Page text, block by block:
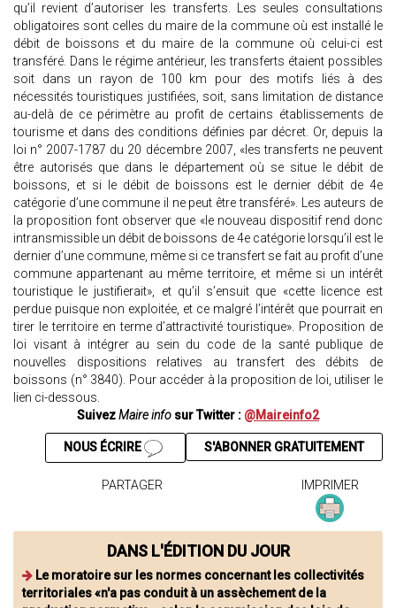
qu’il revient d’autoriser les transferts. Les seules consultations
obligatoires sont celles du maire de la commune où est installé le
débit de boissons et du maire de la commune où celui-ci est
transféré. Dans le régime antérieur, les transferts étaient possibles
soit dans un rayon de 100 km pour des motifs liés à des
nécessités touristiques justifiées, soit, sans limitation de distance
au-delà de ce périmètre au profit de certains établissements de
tourisme et dans des conditions définies par décret. Or, depuis la
loi n° 2007-1787 du 20 décembre 2007, «les transferts ne peuvent
être autorisés que dans le département où se situe le débit de
boissons, et si le débit de boissons est le dernier débit de 4e
catégorie d’une commune il ne peut être transféré». Les auteurs de
la proposition font observer que «le nouveau dispositif rend donc
intransmissible un débit de boissons de 4e catégorie lorsqu’il est le
dernier d’une commune, même si ce transfert se fait au profit d’une
commune appartenant au même territoire, et même si un intérêt
touristique le justifierait», et qu’il s’ensuit que «cette licence est
perdue puisque non exploitée, et ce malgré l’intérêt que pourrait en
tirer le territoire en terme d’attractivité touristique». Proposition de
loi visant à intégrer au sein du code de la santé publique de
nouvelles dispositions relatives au transfert des débits de
boissons (n° 3840). Pour accéder à la proposition de loi, utiliser le
lien ci-dessous.
SuivezMaire info sur Twitter : @Maireinfo2
S'ABONNER GRATUITEMENT
NOUS ÉCRIRE
PARTAGER IMPRIMER
DANS L'ÉDITION DU JOUR
Le moratoire sur les normes concernant les collectivités
territoriales «n'a pas conduit à un assèchement de la